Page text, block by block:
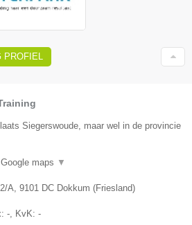
PROFIEL
Siegerswoude, maar wel in de provincie
Google maps ▼
A, 9101 DC Dokkum (Friesland)
-, KvK: -